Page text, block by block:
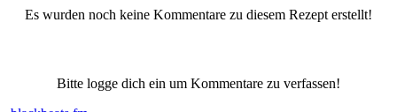
Es wurden noch keine Kommentare zu diesem Rezept erstellt!
Bitte logge dich ein um Kommentare zu verfassen!